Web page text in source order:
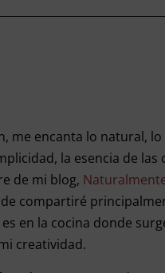
me encanta lo natural, lo
la esencia de las
de mi blog,
compartiré
en la cocina donde
creatividad.